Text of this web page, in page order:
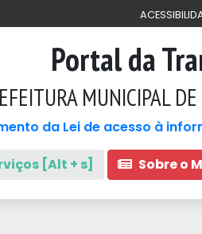
Portal da
MUNICIPAL
da Lei de acesso à
[Alt + s] Sobre o